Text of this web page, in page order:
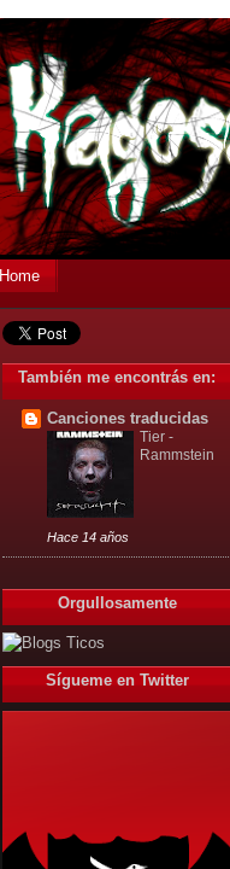
Home
También me encontrás en:
Canciones traducidas
Tier -
Rammstein
Hace 14 años
Orgullosamente
Sígueme en Twitter